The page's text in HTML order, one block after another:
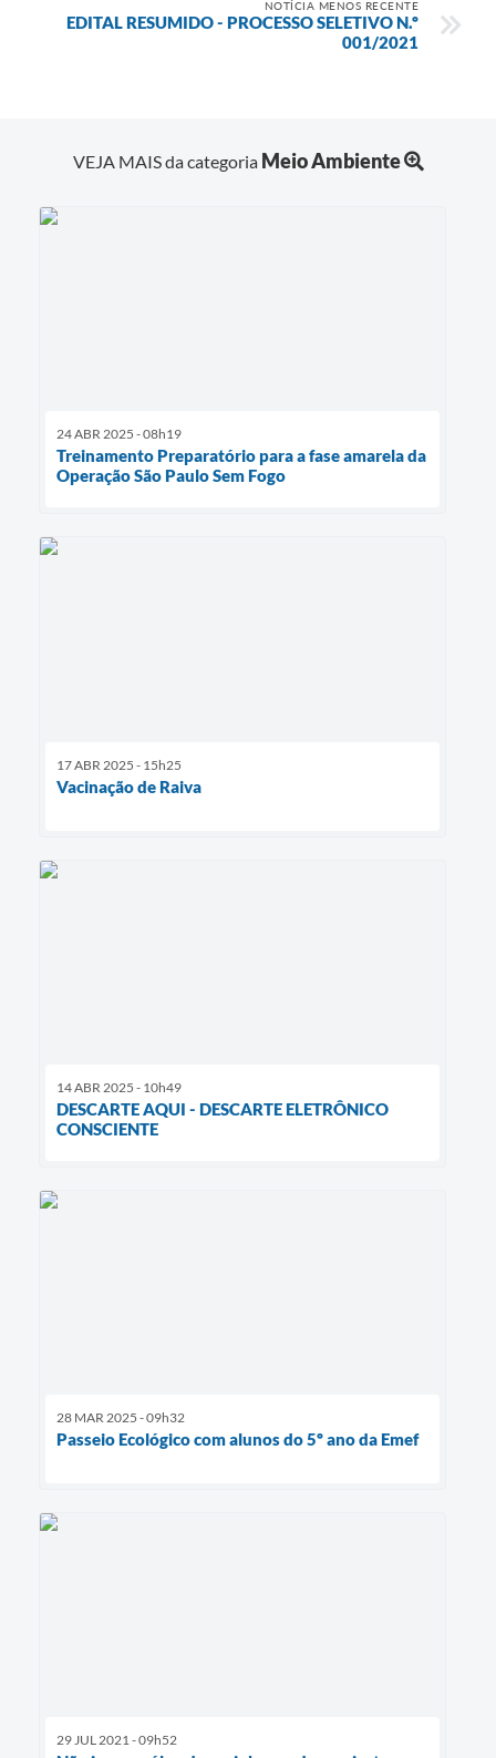
NOTÍCIA MENOS RECENTE
EDITAL RESUMIDO - PROCESSO SELETIVO N.º
001/2021
VEJA MAIS da categoria Meio Ambiente
24 ABR 2025 - 08h19
Treinamento Preparatório para a fase amarela da
Operação São Paulo Sem Fogo
17 ABR 2025 - 15h25
Vacinação de Raiva
14 ABR 2025 - 10h49
DESCARTE AQUI - DESCARTE ELETRÔNICO
CONSCIENTE
28 MAR 2025 - 09h32
Passeio Ecológico com alunos do 5º ano da Emef
29 JUL 2021 - 09h52